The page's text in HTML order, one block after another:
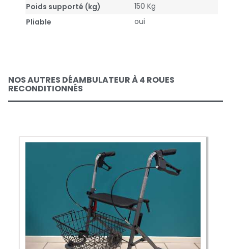
Poids supporté (kg)
150 Kg
Pliable
oui
NOS AUTRES DÉAMBULATEUR À 4 ROUES
RECONDITIONNÉS